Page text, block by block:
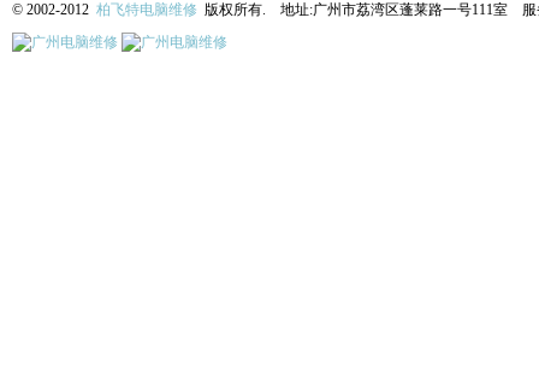
© 2002-2012 柏飞特电脑维修 版权所有. 地址:广州市荔湾区蓬莱路一号111室 服